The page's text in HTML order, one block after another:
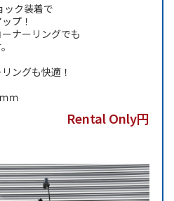
ック装着で
プ！
ナーリングでも
ングも快適！
ｍ
Rental Only円